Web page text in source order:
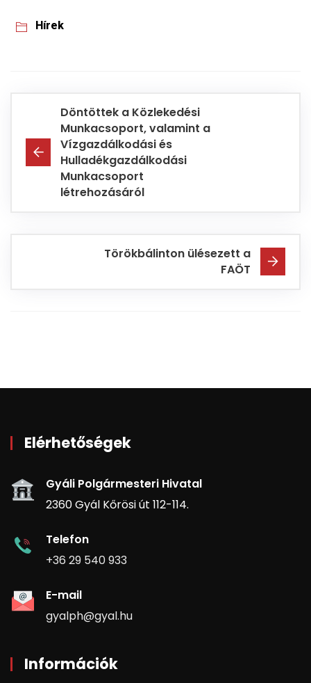
Hírek
Döntöttek a Közlekedési
Munkacsoport, valamint a
Vízgazdálkodási és
Hulladékgazdálkodási
Munkacsoport
létrehozásáról
Törökbálinton ülésezett a
FAÖT
Elérhetőségek
Gyáli Polgármesteri Hivatal
2360 Gyál Kőrösi út 112-114.
Telefon
+36 29 540 933
E-mail
gyalph@gyal.hu
Információk